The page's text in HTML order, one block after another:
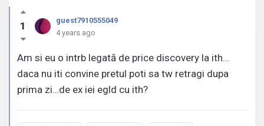
1
guest7910555049
4 years ago
Am si eu o intrb legată de price discovery la ith…
daca nu iti convine pretul poti sa tw retragi dupa
prima zi…de ex iei egld cu ith?